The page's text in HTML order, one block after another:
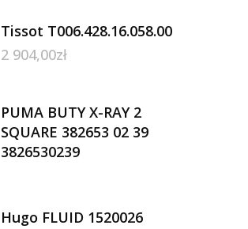
Tissot T006.428.16.058.00
2 904,00zł
PUMA BUTY X-RAY 2
SQUARE 382653 02 39
3826530239
Hugo FLUID 1520026